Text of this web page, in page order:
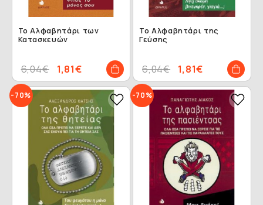
Το Αλφαβητάρι των
Κατασκευών
1,81€
6,04€
Το Αλφαβητάρι της
Γεύσης
1,81€
6,04€
-70% -70%